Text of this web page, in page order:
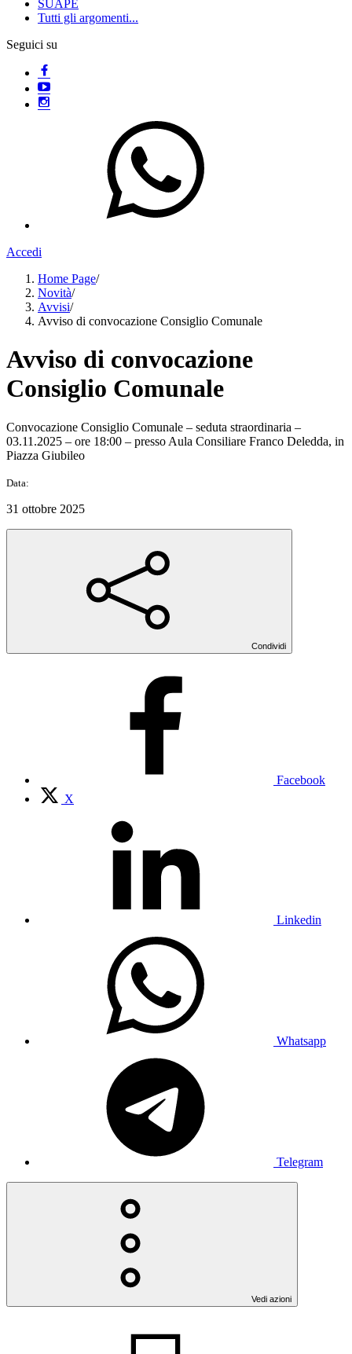
SUAPE
Tutti gli argomenti...
Seguici su
Accedi
Home Page/
Novità/
Avvisi/
Avviso di convocazione Consiglio Comunale
Avviso di convocazione
Consiglio Comunale
Convocazione Consiglio Comunale – seduta straordinaria –
03.11.2025 – ore 18:00 – presso Aula Consiliare Franco Deledda, in
Piazza Giubileo
Data:
31 ottobre 2025
Condividi
Facebook
X
Linkedin
Whatsapp
Telegram
Vedi azioni